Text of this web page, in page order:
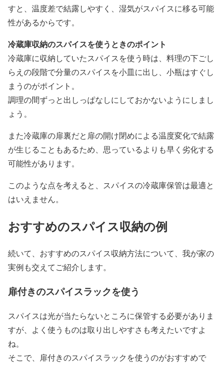
すと、温度差で結露しやすく、湿気がスパイスに移る可能
性があるからです。
冷蔵庫収納のスパイスを使うときのポイント
冷蔵庫に収納していたスパイスを使う時は、料理の下ごし
らえの段階で分量のスパイスを小皿に出し、小瓶はすぐし
まうのがポイント。
調理の間ずっと出しっぱなしにしておかないようにしまし
ょう。
また冷蔵庫の扉裏だと扉の開け閉めによる温度変化で結露
が生じることもあるため、思っているよりも早く劣化する
可能性があります。
このような点を考えると、スパイスの冷蔵庫保管は最適と
はいえません。
おすすめのスパイス収納の例
続いて、おすすめのスパイス収納方法について、我が家の
実例も交えてご紹介します。
扉付きのスパイスラックを使う
スパイスは光が当たらないところに保管する必要がありま
すが、よく使うものは取り出しやすさも考えたいですよ
ね。
そこで、扉付きのスパイスラックを使うのがおすすめで